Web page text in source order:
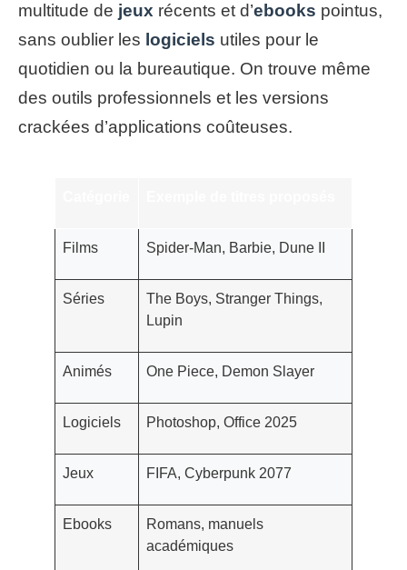
multitude de jeux récents et d’ebooks pointus,
sans oublier les logiciels utiles pour le
quotidien ou la bureautique. On trouve même
des outils professionnels et les versions
crackées d’applications coûteuses.
Films Spider-Man, Barbie, Dune II
Séries
The Boys, Stranger Things,
Lupin
Animés One Piece, Demon Slayer
Logiciels Photoshop, Office 2025
Jeux FIFA, Cyberpunk 2077
Ebooks
Romans, manuels
académiques